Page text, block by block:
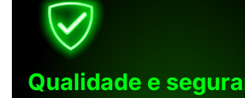
Qualidade e